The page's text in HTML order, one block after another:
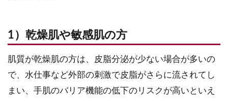
1）乾燥肌や敏感肌の方
肌質が乾燥肌の方は、皮脂分泌が少ない場合が多いの
で、水仕事など外部の刺激で皮脂がさらに流されてし
まい、手肌のバリア機能の低下のリスクが高いといえ